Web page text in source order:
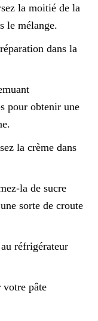
la moitié de la
le mélange.
dans la
pour obtenir une
la crème dans
la de sucre
sorte de croute
réfrigérateur
votre pâte